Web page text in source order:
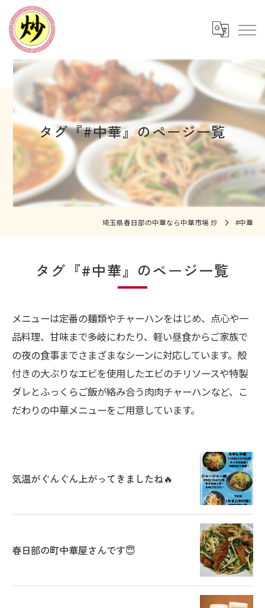
タグ『#中華』のページ一覧
埼玉県春日部の中華なら中華市場 炒 #中華
タグ『#中華』のページ一覧
メニューは定番の麺類やチャーハンをはじめ、点心や一
品料理、甘味まで多岐にわたり、軽い昼食からご家族で
の夜の食事までさまざまなシーンに対応しています。殻
付きの大ぶりなエビを使用したエビのチリソースや特製
ダレとふっくらご飯が絡み合う肉肉チャーハンなど、こ
だわりの中華メニューをご用意しています。
気温がぐんぐん上がってきましたね🔥
春日部の町中華屋さんです😇